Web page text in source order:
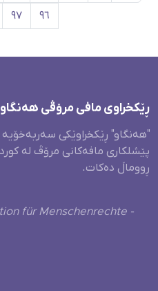
٩٦
٩٧
ڕێکخراوی مافی مرۆڤی هەنگاو
"هەنگاو" ڕێکخراوێکی
پێشلکاری مافەکانی مرۆڤ لە
ڕووماڵ دەکات.
für Menschenrechte -